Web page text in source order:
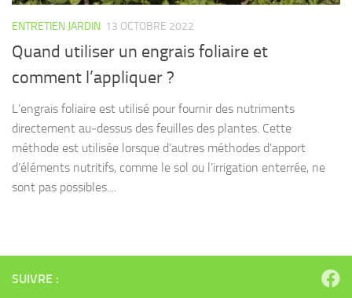
ENTRETIEN JARDIN 13 OCTOBRE 2022
Quand utiliser un engrais foliaire et
comment l’appliquer ?
L’engrais foliaire est utilisé pour fournir des nutriments
directement au-dessus des feuilles des plantes. Cette
méthode est utilisée lorsque d’autres méthodes d’apport
d’éléments nutritifs, comme le sol ou l’irrigation enterrée, ne
sont pas possibles....
SUIVRE :